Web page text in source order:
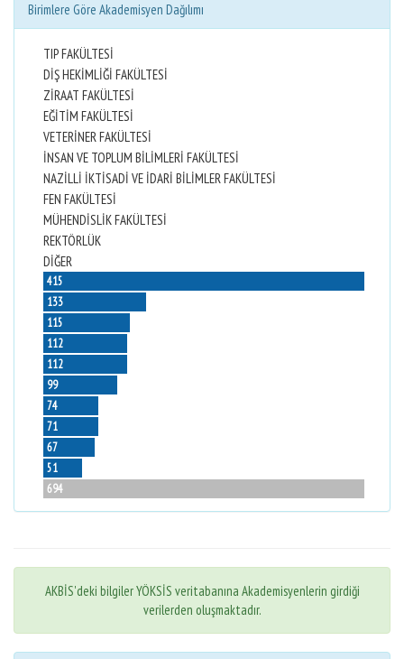
Birimlere Göre Akademisyen Dağılımı
TIP FAKÜLTESİ
DİŞ HEKİMLİĞİ FAKÜLTESİ
ZİRAAT FAKÜLTESİ
EĞİTİM FAKÜLTESİ
VETERİNER FAKÜLTESİ
İNSAN VE TOPLUM BİLİMLERİ FAKÜLTESİ
NAZİLLİ İKTİSADİ VE İDARİ BİLİMLER FAKÜLTESİ
FEN FAKÜLTESİ
MÜHENDİSLİK FAKÜLTESİ
REKTÖRLÜK
DİĞER
415
133
115
112
112
99
74
71
67
51
694
AKBİS'deki bilgiler YÖKSİS veritabanına Akademisyenlerin girdiği
verilerden oluşmaktadır.